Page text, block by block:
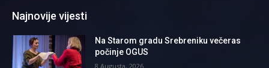
Najnovije vijesti
Na Starom gradu Srebreniku večeras
počinje OGUS
8 Augusta, 2026